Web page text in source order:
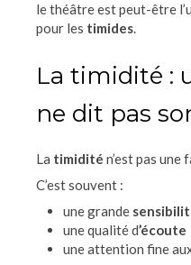
le théâtre est peut-être
pour les timides.
La timidité :
ne dit pas
La timidité n’est pas une
C’est souvent :
une grande
une qualité d’écoute
une attention fine